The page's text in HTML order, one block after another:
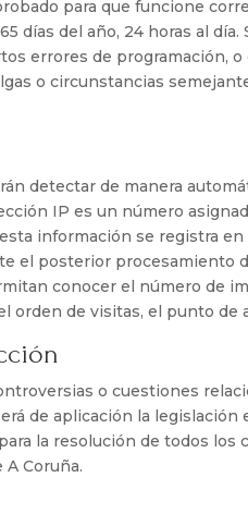
para que funcione
días del año, 24 horas al día.
errores de programación,
o circunstancias
detectar de manera
IP es un número
información se registra
el posterior procesamiento
conocer el número de
orden de visitas, el punto de
o cuestiones
de aplicación la
la resolución de todos los
Coruña.